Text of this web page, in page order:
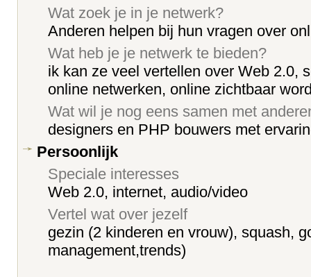
Wat zoek je in je netwerk?
Anderen helpen bij hun vragen over
Wat heb je je netwerk te bieden?
ik kan ze veel vertellen over Web 2.0,
online netwerken, online zichtbaar
Wat wil je nog eens samen met
designers en PHP bouwers met
Persoonlijk
Speciale interesses
Web 2.0, internet, audio/video
Vertel wat over jezelf
gezin (2 kinderen en vrouw), squash,
management,trends)